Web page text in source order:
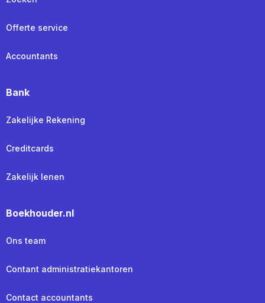
Offerte service
Accountants
Bank
Zakelijke Rekening
Creditcards
Zakelijk lenen
Boekhouder.nl
Ons team
Contant administratiekantoren
Contact accountants